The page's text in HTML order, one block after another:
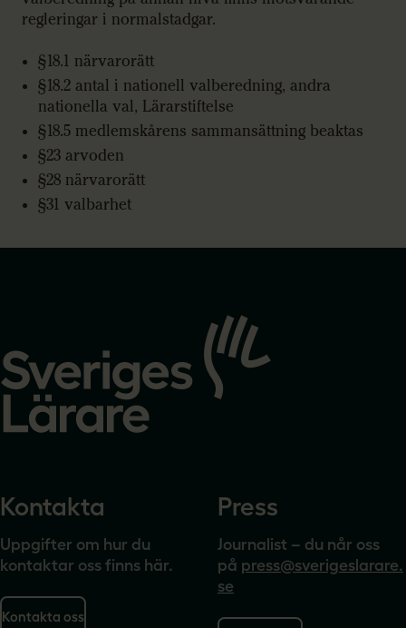
regleringar i normalstadgar.
§18.1 närvarorätt
§18.2 antal i nationell valberedning, andra
nationella val, Lärarstiftelse
§18.5 medlemskårens sammansättning beaktas
§23 arvoden
§28 närvarorätt
§31 valbarhet
startsidan
Kontakta
Uppgifter om hur du
kontaktar oss finns här.
Kontakta oss
Press
Journalist – du når oss
på press@sverigeslarare.
se